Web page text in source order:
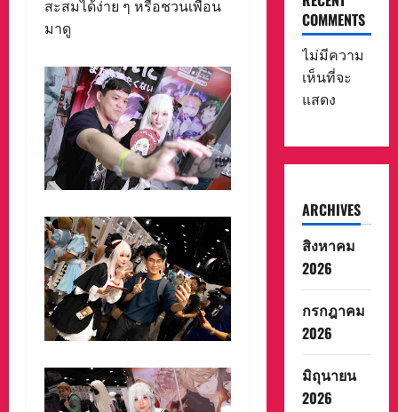
สะสมได้ง่าย ๆ หรือชวนเพื่อน
มาดู
COMMENTS
ไม่มีความ
เห็นที่จะ
แสดง
ARCHIVES
สิงหาคม
2026
กรกฎาคม
2026
มิถุนายน
2026